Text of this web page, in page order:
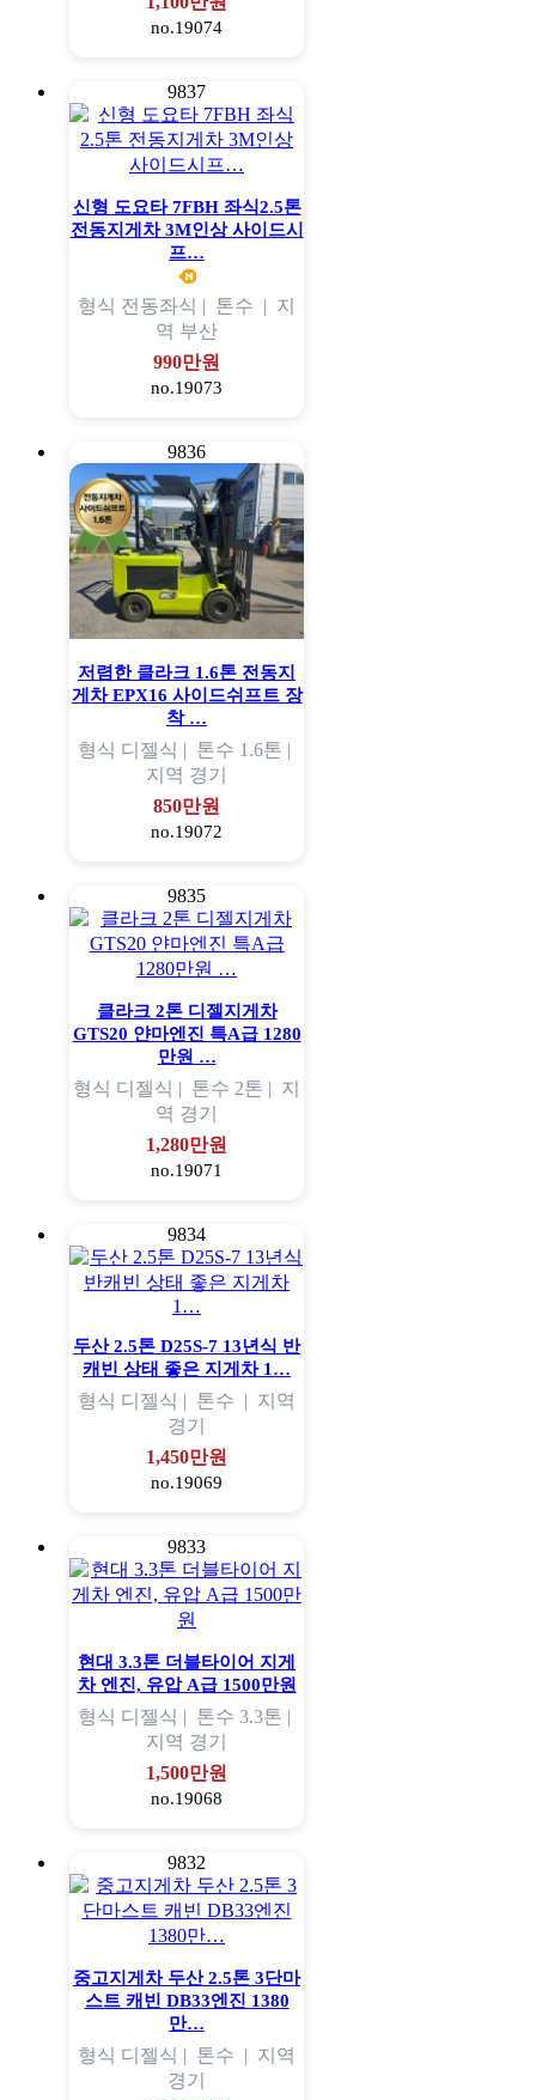
no.19074
9837
신형 도요타 7FBH 좌식2.5톤
전동지게차 3M인상 사이드시
프…
형식 전동좌식 | 톤수 | 지
역 부산
990만원
no.19073
9836
저렴한 클라크 1.6톤 전동지
게차 EPX16 사이드쉬프트 장
착 …
형식 디젤식 | 톤수 1.6톤 |
지역 경기
850만원
no.19072
9835
클라크 2톤 디젤지게차
GTS20 얀마엔진 특A급 1280
만원 …
형식 디젤식 | 톤수 2톤 | 지
역 경기
1,280만원
no.19071
9834
두산 2.5톤 D25S-7 13년식 반
캐빈 상태 좋은 지게차 1…
형식 디젤식 | 톤수 | 지역
경기
1,450만원
no.19069
9833
현대 3.3톤 더블타이어 지게
차 엔진, 유압 A급 1500만원
형식 디젤식 | 톤수 3.3톤 |
지역 경기
1,500만원
no.19068
9832
중고지게차 두산 2.5톤 3단마
스트 캐빈 DB33엔진 1380
만…
형식 디젤식 | 톤수 | 지역
경기